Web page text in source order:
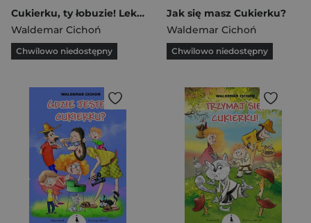
Cukierku, ty łobuzie! Lektura szkolna klasa 1-3
Waldemar Cichoń
Chwilowo niedostępny
Jak się masz Cukierku?
Waldemar Cichoń
Chwilowo niedostępny